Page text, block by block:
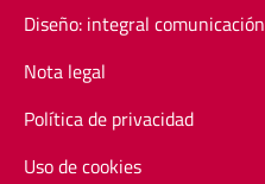
Diseño: integral comunicación
Nota legal
Política de privacidad
Uso de cookies